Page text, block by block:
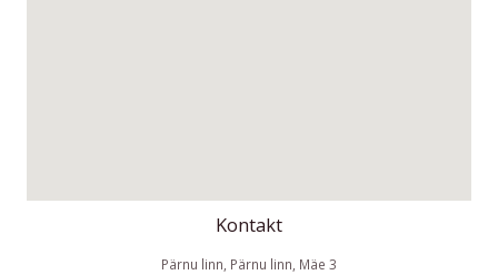
Kontakt
Pärnu linn, Pärnu linn, Mäe 3